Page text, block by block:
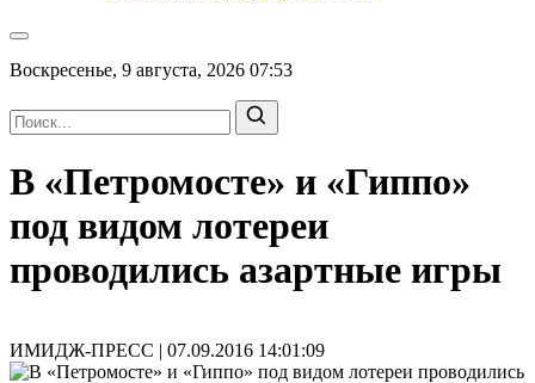
Воскресенье, 9 августа, 2026 07:53
В «Петромосте» и «Гиппо»
под видом лотереи
проводились азартные игры
ИМИДЖ-ПРЕСС | 07.09.2016 14:01:09